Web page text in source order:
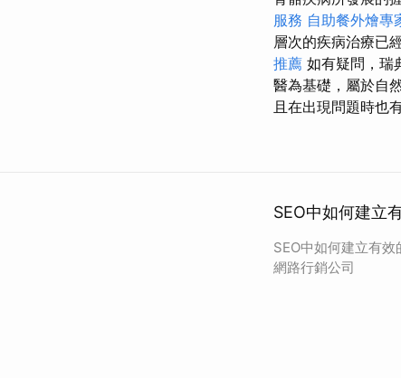
服務 自助餐外燴專
層次的疾病治療已
推薦 如有疑問，瑞
醫為基礎，屬於自
且在出現問題時也
SEO中如何建立
SEO中如何建立有
網路行銷公司